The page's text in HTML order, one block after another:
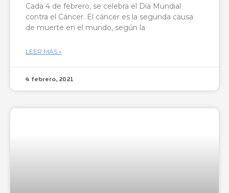
Cada 4 de febrero, se celebra el Día Mundial
contra el Cáncer. El cáncer es la segunda causa
de muerte en el mundo, según la
LEER MÁS »
4 febrero, 2021